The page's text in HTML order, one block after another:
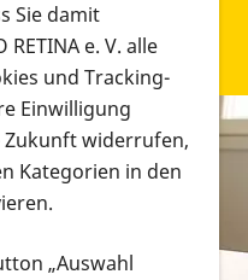
Sie damit
e. V. alle
und Tracking-
Einwilligung
widerrufen,
Kategorien in den
„Auswahl